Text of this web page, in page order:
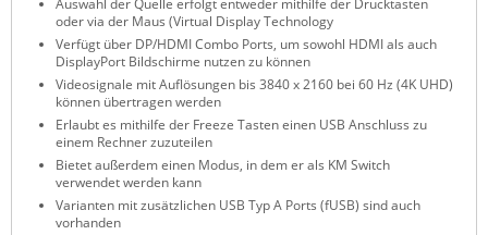
Auswahl der Quelle erfolgt entweder mithilfe der Drucktasten
oder via der Maus (Virtual Display Technology
Verfügt über DP/HDMI Combo Ports, um sowohl HDMI als auch
DisplayPort Bildschirme nutzen zu können
Videosignale mit Auflösungen bis 3840 x 2160 bei 60 Hz (4K UHD)
können übertragen werden
Erlaubt es mithilfe der Freeze Tasten einen USB Anschluss zu
einem Rechner zuzuteilen
Bietet außerdem einen Modus, in dem er als KM Switch
verwendet werden kann
Varianten mit zusätzlichen USB Typ A Ports (fUSB) sind auch
vorhanden